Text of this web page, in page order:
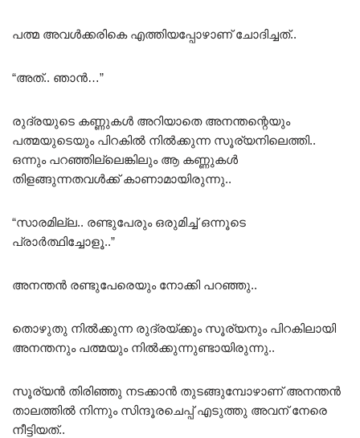
പത്മ അവൾക്കരികെ എത്തിയപ്പോഴാണ് ചോദിച്ചത്..
“അത്.. ഞാൻ…”
രുദ്രയുടെ കണ്ണുകൾ അറിയാതെ അനന്തന്റെയും
പത്മയുടെയും പിറകിൽ നിൽക്കുന്ന സൂര്യനിലെത്തി..
ഒന്നും പറഞ്ഞില്ലെങ്കിലും ആ കണ്ണുകൾ
തിളങ്ങുന്നതവൾക്ക് കാണാമായിരുന്നു..
“സാരമില്ല.. രണ്ടുപേരും ഒരുമിച്ച് ഒന്നൂടെ
പ്രാർത്ഥിച്ചോളൂ..”
അനന്തൻ രണ്ടുപേരെയും നോക്കി പറഞ്ഞു..
തൊഴുതു നിൽക്കുന്ന രുദ്രയ്ക്കും സൂര്യനും പിറകിലായി
അനന്തനും പത്മയും നിൽക്കുന്നുണ്ടായിരുന്നു..
സൂര്യൻ തിരിഞ്ഞു നടക്കാൻ തുടങ്ങുമ്പോഴാണ് അനന്തൻ
താലത്തിൽ നിന്നും സിന്ദൂരചെപ്പ് എടുത്തു അവന് നേരെ
നീട്ടിയത്..